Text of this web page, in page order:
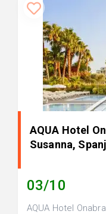
AQUA Hotel
Susanna,
03/10
AQUA Hotel